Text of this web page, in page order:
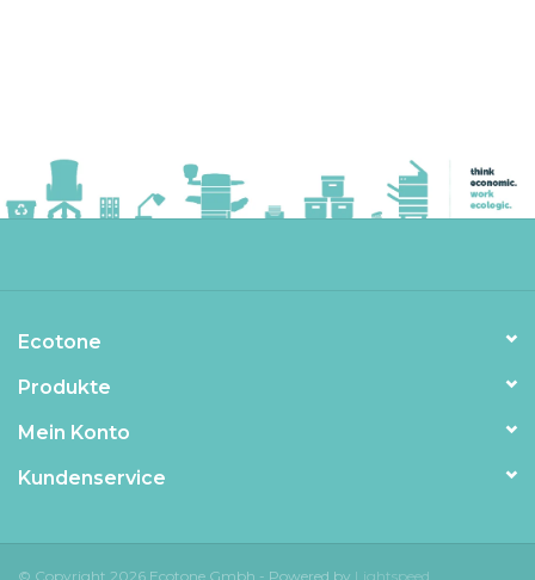
Ecotone
Produkte
Mein Konto
Kundenservice
© Copyright 2026 Ecotone Gmbh - Powered by Lightspeed